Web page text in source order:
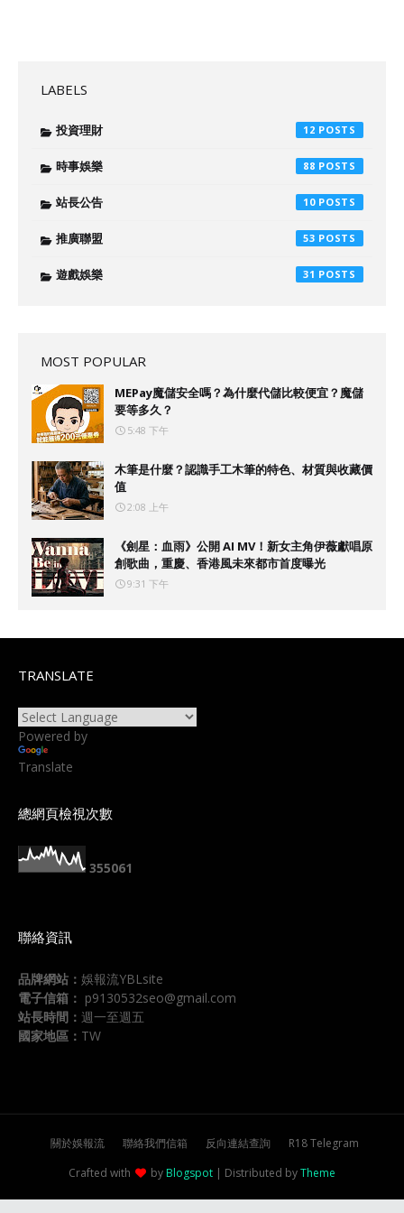
LABELS
投資理財 12
時事娛樂 88
站長公告 10
推廣聯盟 53
遊戲娛樂 31
MOST POPULAR
MEPay魔儲安全嗎？為什麼代儲比較便宜？魔儲
要等多久？
5:48 下午
木筆是什麼？認識手工木筆的特色、材質與收藏價
值
2:08 上午
《劍星：血雨》公開 AI MV！新女主角伊薇獻唱原
創歌曲，重慶、香港風未來都市首度曝光
9:31 下午
TRANSLATE
Powered by
Translate
總網頁檢視次數
355061
聯絡資訊
品牌網站： 娛報流YBLsite
電子信箱： p9130532seo@gmail.com
站長時間： 週一至週五
國家地區： TW
關於娛報流 聯絡我們信箱 反向連結查詢
R18 Telegram
Crafted with
by Blogspot | Distributed byTheme